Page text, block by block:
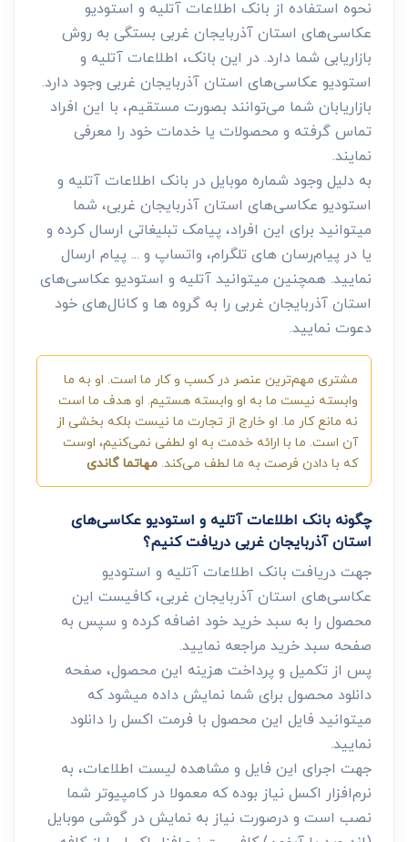
نحوه استفاده از بانک اطلاعات آتلیه و استودیو
عکاسی‌های استان آذربایجان غربی بستگی به روش
بازاریابی شما دارد. در این بانک، اطلاعات آتلیه و
استودیو عکاسی‌های استان آذربایجان غربی وجود دارد.
بازاریابان شما می‌توانند بصورت مستقیم، با این افراد
تماس گرفته و محصولات یا خدمات خود را معرفی
نمایند.
به دلیل وجود شماره موبایل در بانک اطلاعات آتلیه و
استودیو عکاسی‌های استان آذربایجان غربی، شما
میتوانید برای این افراد، پیامک تبلیغاتی ارسال کرده و
یا در پیام‌رسان های تلگرام، واتساپ و ... پیام ارسال
نمایید. همچنین میتوانید آتلیه و استودیو عکاسی‌های
استان آذربایجان غربی را به گروه ها و کانال‌های خود
دعوت نمایید.
مشتری مهم‌ترین عنصر در کسب و کار ما است. او به ما
وابسته نیست ما به او وابسته هستیم. او هدف ما است
نه مانع کار ما. او خارج از تجارت ما نیست بلکه بخشی از
آن است. ما با ارائه خدمت به او لطفی نمی‌کنیم، اوست
که با دادن فرصت به ما لطف می‌کند. مهاتما گاندی
چگونه بانک اطلاعات آتلیه و استودیو عکاسی‌های
استان آذربایجان غربی دریافت کنیم؟
جهت دریافت بانک اطلاعات آتلیه و استودیو
عکاسی‌های استان آذربایجان غربی، کافیست این
محصول را به سبد خرید خود اضافه کرده و سپس به
صفحه سبد خرید مراجعه نمایید.
پس از تکمیل و پرداخت هزینه این محصول، صفحه
دانلود محصول برای شما نمایش داده میشود که
میتوانید فایل این محصول با فرمت اکسل را دانلود
نمایید.
جهت اجرای این فایل و مشاهده لیست اطلاعات، به
نرم‌افزار اکسل نیاز بوده که معمولا در کامپیوتر شما
نصب است و درصورت نیاز به نمایش در گوشی موبایل